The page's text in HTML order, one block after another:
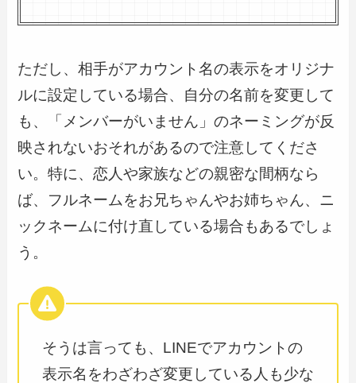
ただし、相手がアカウント名の表示をオリジナ
ルに設定している場合、自分の名前を変更して
も、「メンバーがいません」のネーミングが反
映されないおそれがあるので注意してくださ
い。特に、恋人や家族などの親密な間柄なら
ば、フルネームをお兄ちゃんやお姉ちゃん、ニ
ックネームに付け直している場合もあるでしょ
う。
そうは言っても、LINEでアカウントの
表示名をわざわざ変更している人も少な